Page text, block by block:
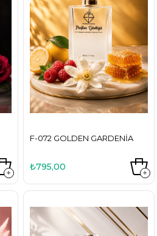
F-072 GOLDEN GARDENIA
₺795,00